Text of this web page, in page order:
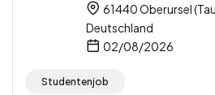
61440 Oberursel
Deutschland
02/08/2026
Studentenjob